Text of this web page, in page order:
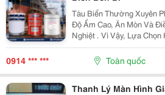
Tàu Biển Thường Xuyên
Độ Ẩm Cao, Ăn Mòn Và
Nghiệt . Vì Vậy, Lựa Chọn
Yếu Tố Quan Trọng Giúp
Độ Bền
0914 *** *** Toàn quốc
Thanh Lý Màn Hình